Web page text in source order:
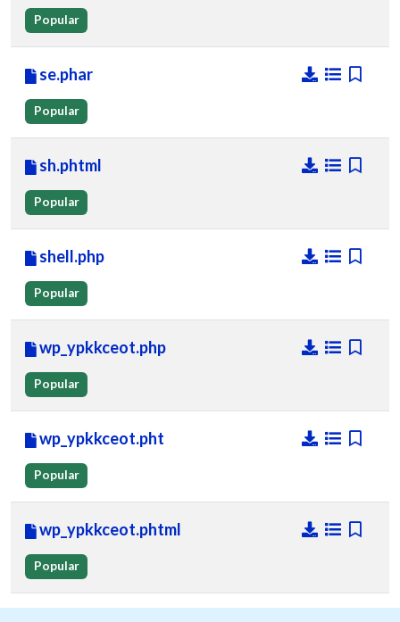
Popular
se.phar
Popular
sh.phtml
Popular
shell.php
Popular
wp_ypkkceot.php
Popular
wp_ypkkceot.pht
Popular
wp_ypkkceot.phtml
Popular